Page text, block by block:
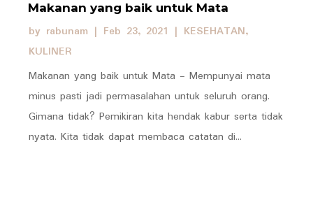
Makanan yang baik untuk Mata
by rabunam | Feb 23, 2021 | KESEHATAN,
KULINER
Makanan yang baik untuk Mata - Mempunyai mata
minus pasti jadi permasalahan untuk seluruh orang.
Gimana tidak? Pemikiran kita hendak kabur serta tidak
nyata. Kita tidak dapat membaca catatan di...